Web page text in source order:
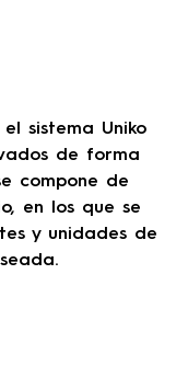
sistema Uniko
de forma
compone de
en los que se
y unidades de